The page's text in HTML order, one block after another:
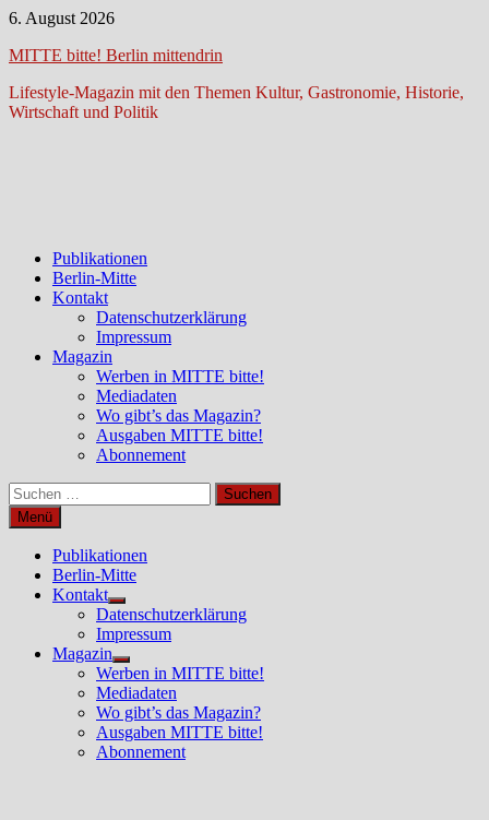
Zum
springen
6. August 2026
MITTE bitte! Berlin mittendrin
Lifestyle-Magazin mit den Themen Kultur, Gastronomie, Historie,
Wirtschaft und Politik
Publikationen
Berlin-Mitte
Kontakt
Datenschutzerklärung
Impressum
Magazin
Werben in MITTE bitte!
Mediadaten
Wo gibt’s das Magazin?
Ausgaben MITTE bitte!
Abonnement
Suchen
nach:
Menü
Publikationen
Berlin-Mitte
Kontakt
Untermenü
anzeigen
Datenschutzerklärung
Impressum
Magazin
Untermenü
anzeigen
Werben in MITTE bitte!
Mediadaten
Wo gibt’s das Magazin?
Ausgaben MITTE bitte!
Abonnement